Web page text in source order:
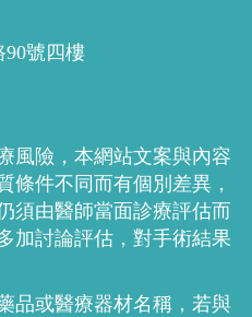
90號四樓
風險，本網站文案與內容
條件不同而有個別差異，
須由醫師當面診療評估而
加討論評估，對手術結果
品或醫療器材名稱，若與